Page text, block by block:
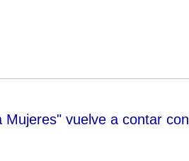
vuelve a contar con